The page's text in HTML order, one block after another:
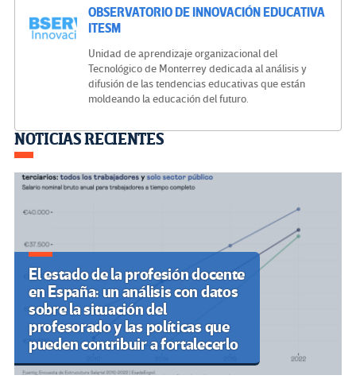
OBSERVATORIO DE INNOVACIÓN EDUCATIVA
ITESM
Unidad de aprendizaje organizacional del
Tecnológico de Monterrey dedicada al análisis y
difusión de las tendencias educativas que están
moldeando la educación del futuro.
Navegación
de
entradas
NOTICIAS RECIENTES
El estado de la profesión docente
en España: un análisis con datos
sobre la situación del
profesorado y las políticas que
pueden contribuir a fortalecerlo